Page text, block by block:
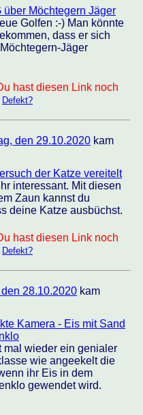
über Möchtegern Jäger
Golfen :-) Man könnte
dass er sich
Jäger
hast diesen Link noch
Defekt?
den 29.10.2020 kam
der Katze vereitelt
interessant. Mit diesen
Zaun kannst du
deine Katze ausbüchst.
hast diesen Link noch
Defekt?
28.10.2020 kam
Kamera - Eis mit Sand
mal wieder ein genialer
wie angeekelt die
ihr Eis in dem
gewendet wird.